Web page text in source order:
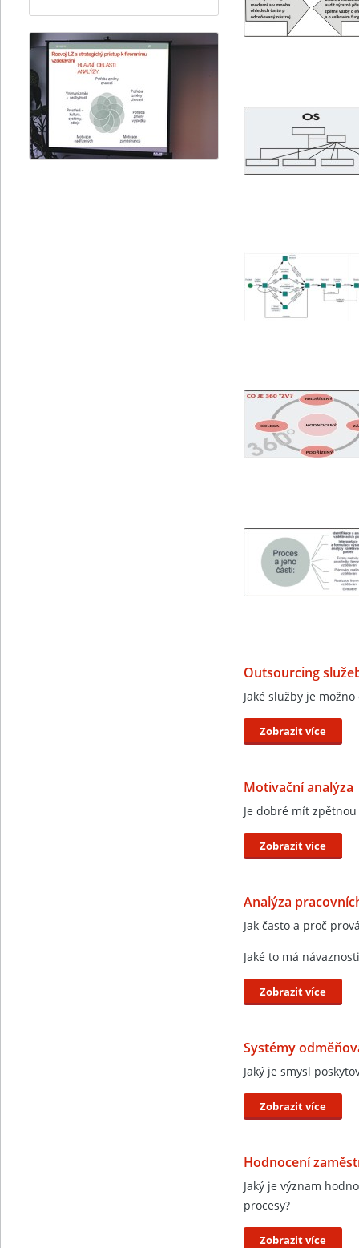
Outsourcing
Jaké služby je
Zobrazit více
Motivační analýza
Je dobré mít
Zobrazit více
Analýza
Jak často a proč
Jaké to má
Zobrazit více
Systémy
Jaký je smysl
Zobrazit více
Hodnocení
Jaký je význam
procesy?
Zobrazit více